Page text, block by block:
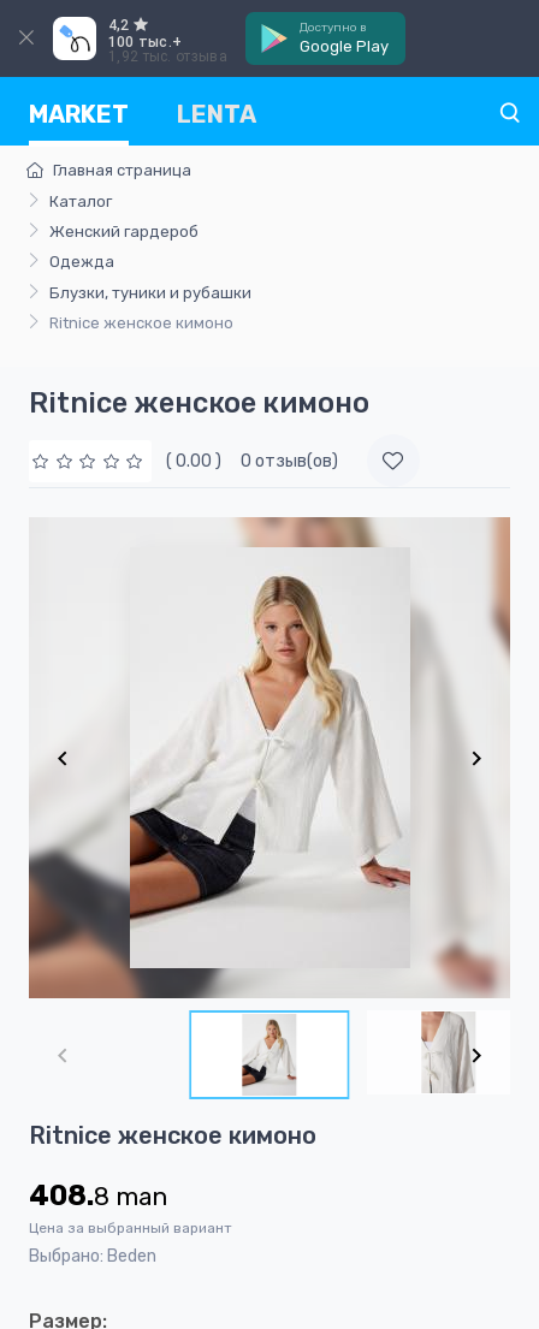
4,2
100 тыс.+
1,92 тыс. отзыва
Доступно в
Google Play
MARKET LENTA
Главная страница
Каталог
Женский гардероб
Одежда
Блузки, туники и рубашки
Ritnice женское кимоно
Ritnice женское кимоно
( 0.00 ) 0 отзыв(ов)
1
24
Ritnice женское кимоно
408.8 man
Цена за выбранный вариант
Выбрано: Beden
Размер: